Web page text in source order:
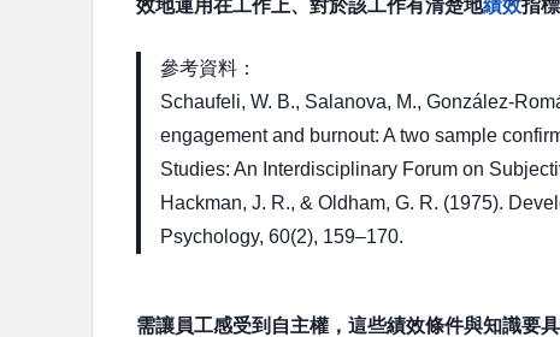
效地運用在工作上、對於該工作有清楚地績效指
參考資料：
Schaufeli, W. B., Salanova, M., González-
engagement and burnout: A two sample
Studies: An Interdisciplinary Forum on
Hackman, J. R., & Oldham, G. R. (1975).
Psychology, 60(2), 159–170.
需讓員工感受到自主權，這些績效條件與知識要